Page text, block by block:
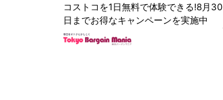
コストコを1日無料で体験できる!8月30
日までお得なキャンペーンを実施中